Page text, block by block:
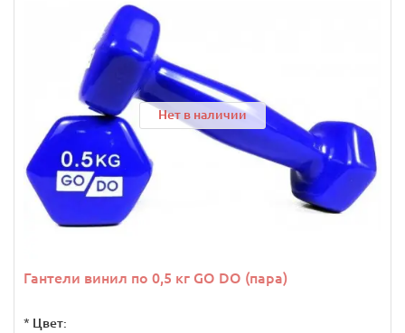
Нет в наличии
Гантели винил по 0,5 кг GO DO (пара)
* Цвет: